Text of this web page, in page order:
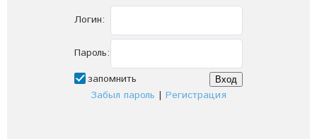
Логин:
Пароль:
запомнить
Забыл пароль | Регистрация